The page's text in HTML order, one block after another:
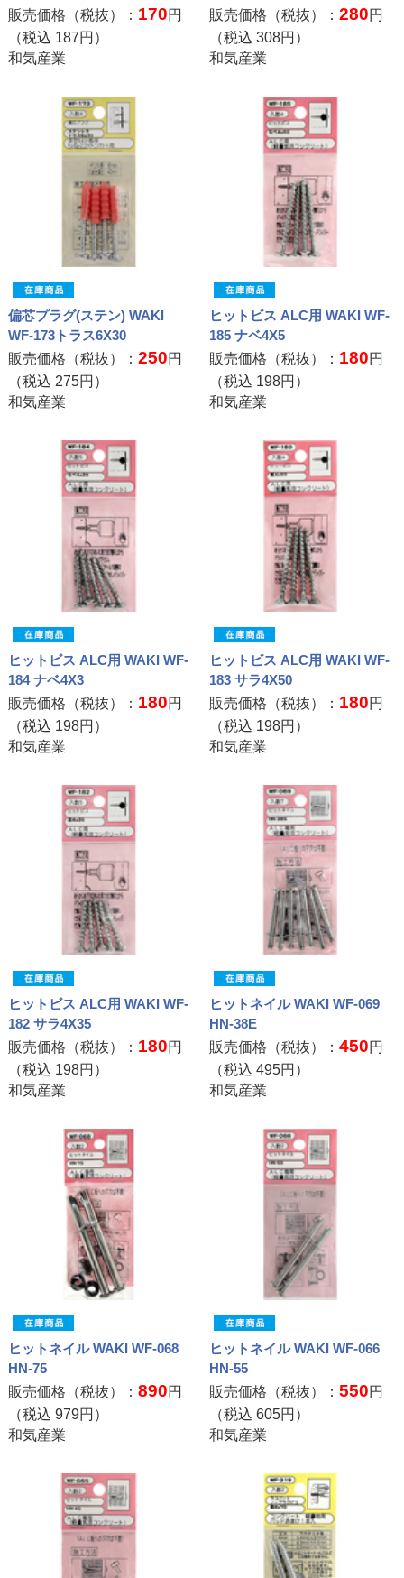
販売価格（税抜）： 170円
（税込 187円）
和気産業
販売価格（税抜）：280円
（税込308円）
和気産業
偏芯プラグ(ステン) WAKI
WF-173トラス6X30
販売価格（税抜）： 250円
（税込 275円）
和気産業
ヒットビス ALC用 WAKI WF-
185 ナベ4X5
販売価格（税抜）： 180円
（税込 198円）
和気産業
ヒットビス ALC用 WAKI WF-
184 ナベ4X3
販売価格（税抜）： 180円
（税込 198円）
和気産業
ヒットビス ALC用 WAKI WF-
183 サラ4X50
販売価格（税抜）： 180円
（税込 198円）
和気産業
ヒットビス ALC用 WAKI WF-
182 サラ4X35
販売価格（税抜）： 180円
（税込 198円）
和気産業
ヒットネイル WAKI WF-069
HN-38E
販売価格（税抜）：450円
（税込495円）
和気産業
ヒットネイル WAKI WF-068
HN-75
販売価格（税抜）： 890円
（税込 979円）
和気産業
ヒットネイル WAKI WF-066
HN-55
販売価格（税抜）：550円
（税込605円）
和気産業